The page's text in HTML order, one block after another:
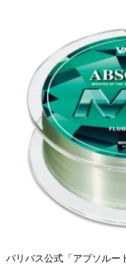
バリバス公式「アブソルー